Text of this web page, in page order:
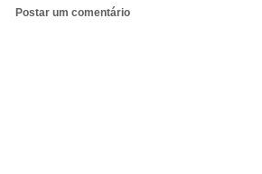
Postar um comentário